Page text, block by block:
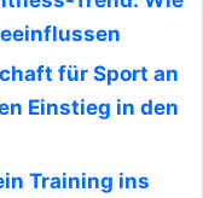
für Sport an
Einstieg in den
Training ins